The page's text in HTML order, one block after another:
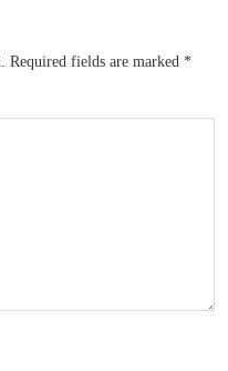
Required fields are marked *